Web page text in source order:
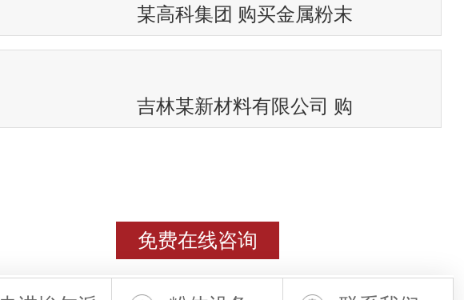
某高科集团 购买金属粉末
吉林某新材料有限公司 购
免费在线咨询